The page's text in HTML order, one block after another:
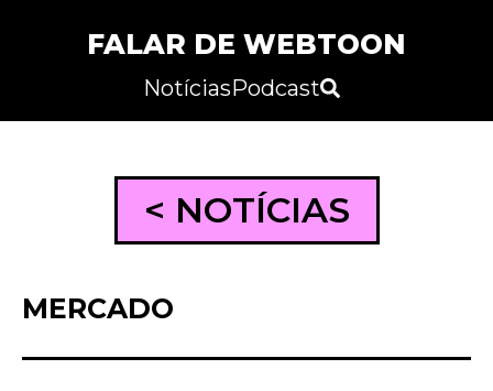
FALAR DE WEBTOON
NotíciasPodcast
< NOTÍCIAS
MERCADO